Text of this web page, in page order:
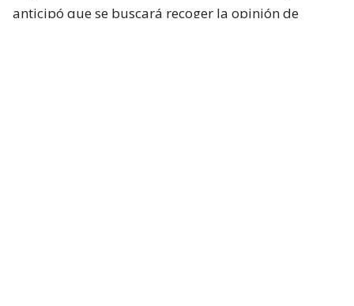
anticipó que se buscará recoger la opinión de